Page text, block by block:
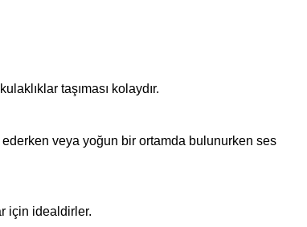
taşıması kolaydır.
veya yoğun bir ortamda bulunurken ses
için idealdirler.